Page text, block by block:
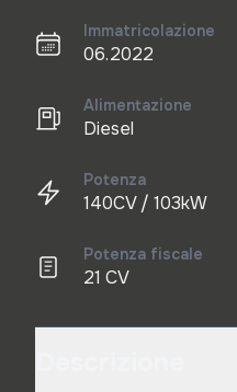
Immatricolazione
06.2022
Alimentazione
Diesel
Potenza
140CV / 103kW
Potenza fiscale
21 CV